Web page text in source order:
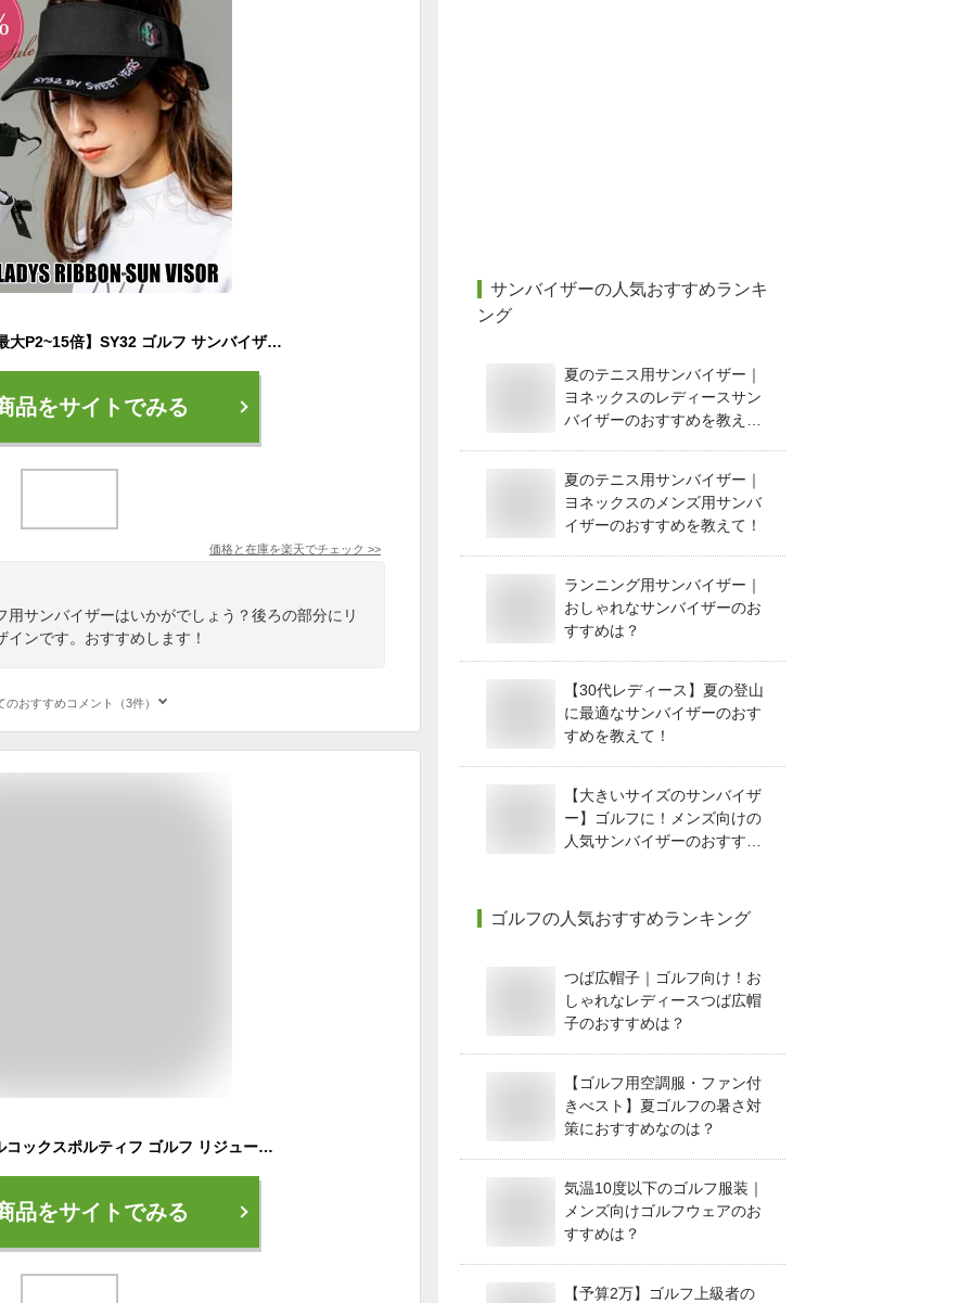
【15%off】【全品★最大P2~15倍】SY32 ゴルフ サンバイザー SY32 by SWEET YEARS スウィートイヤーズ SYG-23S106 SYG LADYS RIBBON SUN VISOR レディース リボン サンバイザー SY32 サンバイザー 帽子 ロゴ 刺繍 シンプル 【正規販売店】ギフト プレゼント 誕生日 あす楽
品をサイトでみる
価格と在庫を楽天でチェック >>
サンバイザーはいかがでしょう？後ろの部分にリ
ンです。おすすめします！
のおすすめコメント（3件）
【20％OFF SALE】ルコックスポルティフ ゴルフ リジューム le coq sportif GOLF RIJOUME レディース サンバイザー リボンバイザー 異素材コンビ ベロア×レザー調 2WAY フリル調リボン付き 筆記体ロゴ刺繍 ゴルフ
品をサイトでみる
サンバイザーの人気おすすめランキ
ング
夏のテニス用サンバイザー｜
ヨネックスのレディースサン
バイザーのおすすめを教え
夏のテニス用サンバイザー｜
ヨネックスのメンズ用サンバ
イザーのおすすめを教えて！
ランニング用サンバイザー｜
おしゃれなサンバイザーのお
すすめは？
【30代レディース】夏の登山
に最適なサンバイザーのおす
すめを教えて！
【大きいサイズのサンバイザ
ー】ゴルフに！メンズ向けの
人気サンバイザーのおすすめ
ゴルフの人気おすすめランキング
つば広帽子｜ゴルフ向け！お
しゃれなレディースつば広帽
子のおすすめは？
【ゴルフ用空調服・ファン付
きべスト】夏ゴルフの暑さ対
策におすすめなのは？
気温10度以下のゴルフ服装｜
メンズ向けゴルフウェアのお
すすめは？
【予算2万】ゴルフ上級者の